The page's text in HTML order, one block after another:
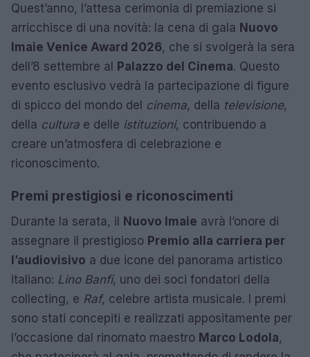
Quest’anno, l’attesa cerimonia di premiazione si
arricchisce di una novità: la cena di gala Nuovo
Imaie Venice Award 2026, che si svolgerà la sera
dell’8 settembre al Palazzo del Cinema. Questo
evento esclusivo vedrà la partecipazione di figure
di spicco del mondo del cinema, della televisione,
della cultura e delle istituzioni, contribuendo a
creare un’atmosfera di celebrazione e
riconoscimento.
Premi prestigiosi e riconoscimenti
Durante la serata, il Nuovo Imaie avrà l’onore di
assegnare il prestigioso Premio alla carriera per
l’audiovisivo a due icone del panorama artistico
italiano: Lino Banfi, uno dei soci fondatori della
collecting, e Raf, celebre artista musicale. I premi
sono stati concepiti e realizzati appositamente per
l’occasione dal rinomato maestro Marco Lodola,